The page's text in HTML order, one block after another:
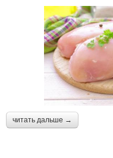
читать дальше →